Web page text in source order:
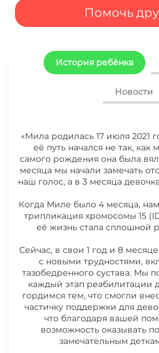
Помочь
История ребёнка
Новости
«Мила родилась 17 июля 2021
её путь начался не так, как
самого рождения она была
месяца мы начали замечать
наш голос, а в 3 месяца
Когда Миле было 4 месяца,
трипликация хромосомы 15
её жизнь стала сплошной
Сейчас, в свои 1 год и 8
с новыми трудностями,
тазобедренного сустава. Мы
каждый этап реабилитации
гордимся тем, что смогли
частичку поддержки для
что благодаря вашей
возможность оказывать
замечательным
Выписка из